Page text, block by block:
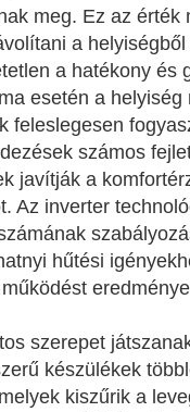
meg. Ez az
a
a hatékony és
esetén a
feleslegesen
számos
javítják a
Az inverter
hűtési
szerepet
készülékek
kiszűrik a